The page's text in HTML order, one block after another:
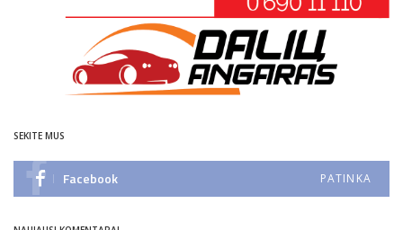
SEKITE MUS
Facebook PATINKA